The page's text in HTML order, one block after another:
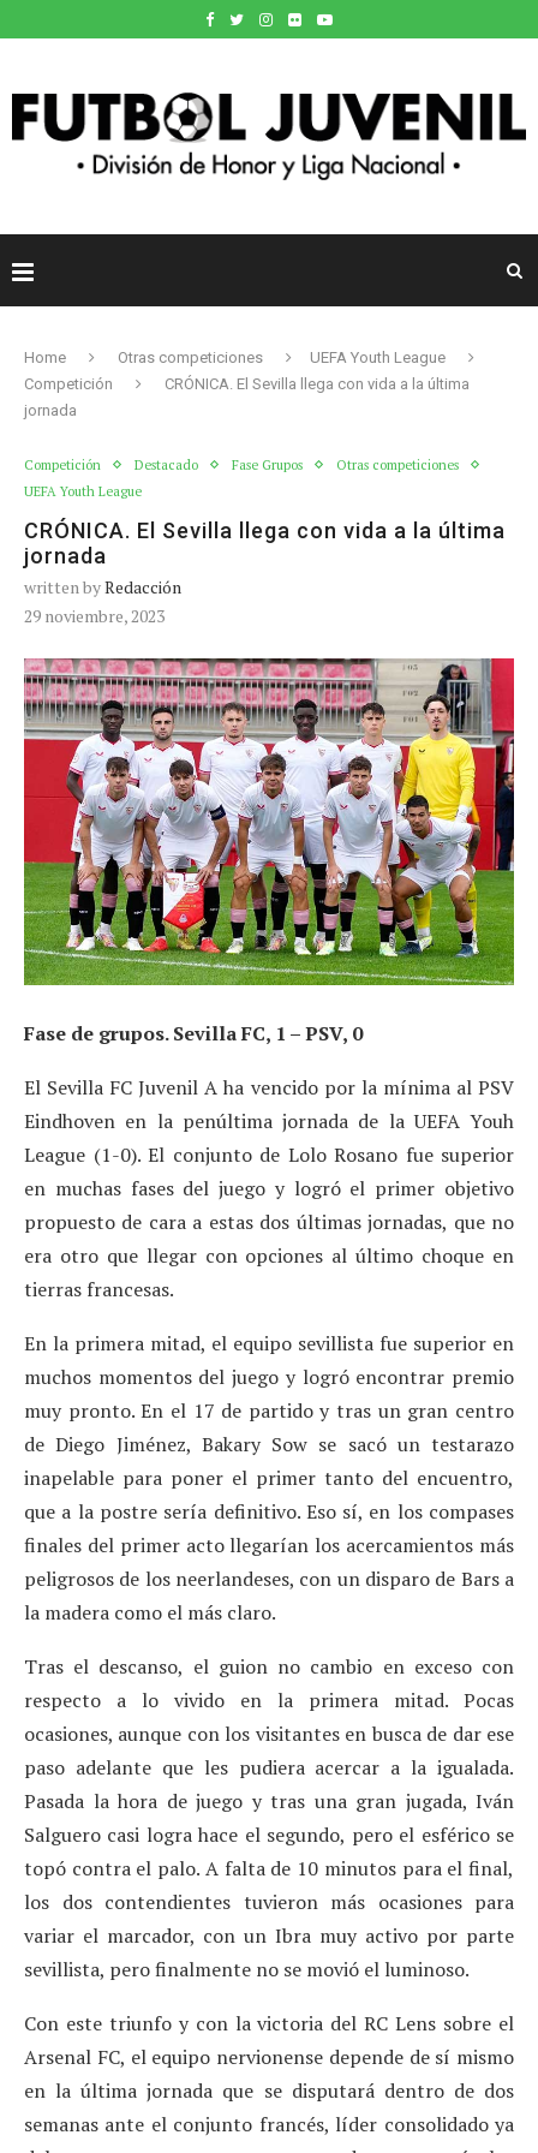
Home Otras competiciones
UEFA Youth League
Competición
CRÓNICA. El Sevilla llega con vida a la última
jornada
Competición Destacado Fase Grupos
Otras competiciones
UEFA Youth League
CRÓNICA. El Sevilla llega con vida a la última
jornada
written byRedacción
29 noviembre, 2023
Fase de grupos. Sevilla FC, 1 – PSV, 0
El Sevilla FC Juvenil A ha vencido por la mínima al PSV
Eindhoven en la penúltima jornada de la UEFA Youh
League (1-0). El conjunto de Lolo Rosano fue superior
en muchas fases del juego y logró el primer objetivo
propuesto de cara a estas dos últimas jornadas, que no
era otro que llegar con opciones al último choque en
tierras francesas.
En la primera mitad, el equipo sevillista fue superior en
muchos momentos del juego y logró encontrar premio
muy pronto. En el 17 de partido y tras un gran centro
de Diego Jiménez, Bakary Sow se sacó un testarazo
inapelable para poner el primer tanto del encuentro,
que a la postre sería definitivo. Eso sí, en los compases
finales del primer acto llegarían los acercamientos más
peligrosos de los neerlandeses, con un disparo de Bars a
la madera como el más claro.
Tras el descanso, el guion no cambio en exceso con
respecto a lo vivido en la primera mitad. Pocas
ocasiones, aunque con los visitantes en busca de dar ese
paso adelante que les pudiera acercar a la igualada.
Pasada la hora de juego y tras una gran jugada, Iván
Salguero casi logra hace el segundo, pero el esférico se
topó contra el palo. A falta de 10 minutos para el final,
los dos contendientes tuvieron más ocasiones para
variar el marcador, con un Ibra muy activo por parte
sevillista, pero finalmente no se movió el luminoso.
Con este triunfo y con la victoria del RC Lens sobre el
Arsenal FC, el equipo nervionense depende de sí mismo
en la última jornada que se disputará dentro de dos
semanas ante el conjunto francés, líder consolidado ya